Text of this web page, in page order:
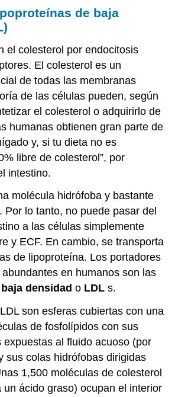
de baja
el colesterol por endocitosis
El colesterol es un
de todas las membranas
de las células pueden, según
el colesterol o adquirirlo de
humanas obtienen gran parte de
y, si tu dieta no es
libre de colesterol”, por
intestino.
molécula hidrófoba y bastante
Por lo tanto, no puede pasar del
a las células simplemente
y ECF. En cambio, se transporta
de lipoproteína. Los portadores
en humanos son las
densidad o LDL s.
son esferas cubiertas con una
de fosfolípidos con sus
expuestas al fluido acuoso (por
sus colas hidrófobas dirigidas
1,500 moléculas de colesterol
un ácido graso) ocupan el interior